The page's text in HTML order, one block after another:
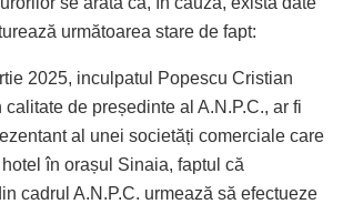
următoarea stare de fapt:
2025, inculpatul Popescu Cristian
de președinte al A.N.P.C., ar fi
al unei societăți comerciale care
în orașul Sinaia, faptul că
cadrul A.N.P.C. urmează să efectueze